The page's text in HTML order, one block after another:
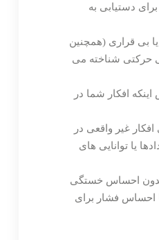
دستیابی به
بی قراری (همچنین
حرکتی شناخته می
افکار شما در
غیر واقعی در
یا توانایی های
احساس خستگی
احساس فشار برای